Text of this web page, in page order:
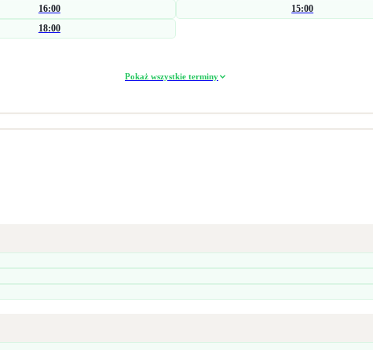
16:00
18:00
15:00
Pokaż wszystkie terminy